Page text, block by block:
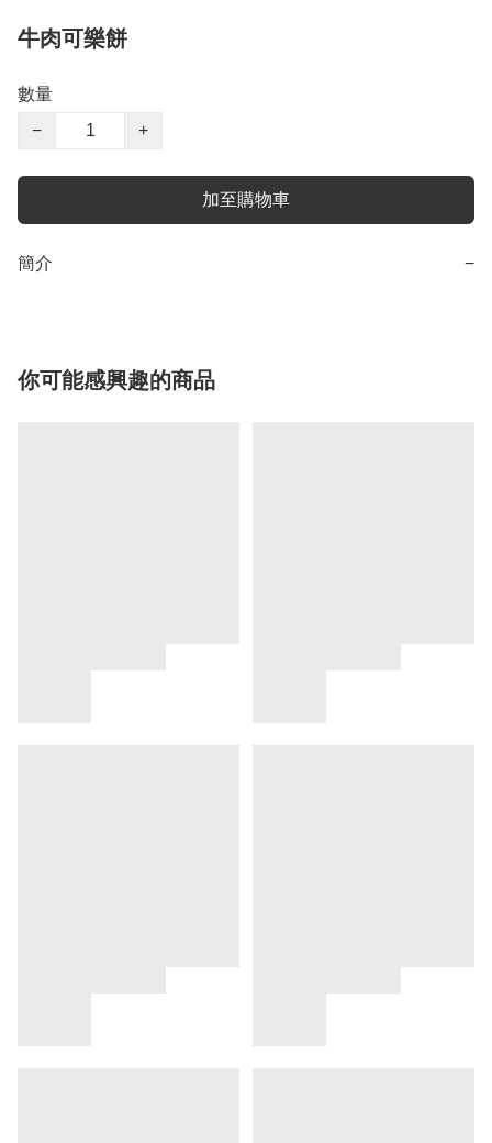
牛肉可樂餅
數量
−
+
加至購物車
簡介 −
你可能感興趣的商品